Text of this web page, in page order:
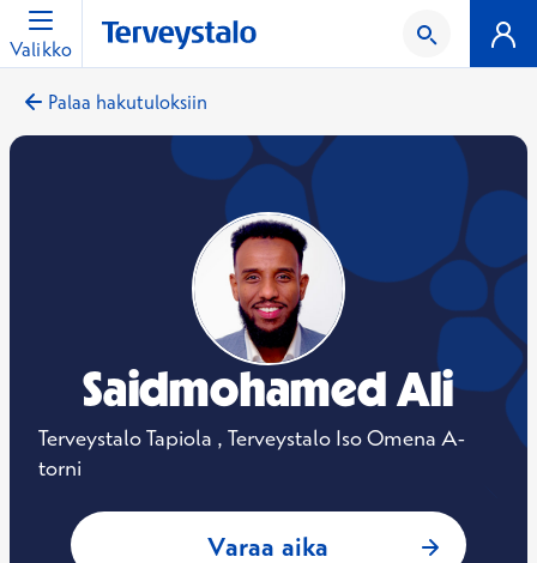
Valikko
Palaa hakutuloksiin
Saidmohamed Ali
Terveystalo Tapiola , Terveystalo Iso Omena A-
torni
Varaa aika : Saidmohamed